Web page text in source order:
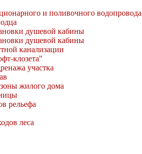
и поливочного водопровода
душевой кабины
душевой кабины
канализации
клозета"
участка
жилого дома
рельефа
леса